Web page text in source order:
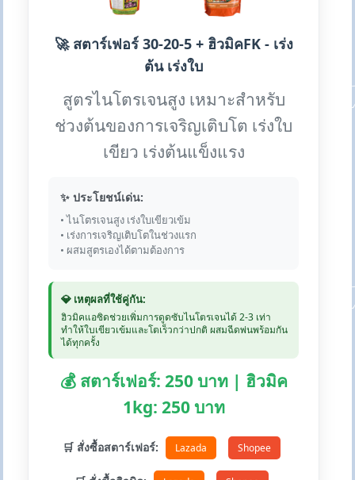
🚀 สตาร์เฟอร์ 30-20-5 + ฮิวมิคFK - เร่ง
ต้น เร่งใบ
สูตรไนโตรเจนสูง เหมาะสำหรับ
ช่วงต้นของการเจริญเติบโต เร่งใบ
เขียว เร่งต้นแข็งแรง
✨ ประโยชน์เด่น:
• ไนโตรเจนสูง เร่งใบเขียวเข้ม
• เร่งการเจริญเติบโตในช่วงแรก
• ผสมสูตรเองได้ตามต้องการ
💎 เหตุผลที่ใช้คู่กัน:
ฮิวมิคแอซิดช่วยเพิ่มการดูดซับไนโตรเจนได้ 2-3 เท่า
ทำให้ใบเขียวเข้มและโตเร็วกว่าปกติ ผสมฉีดพ่นพร้อมกัน
ได้ทุกครั้ง
💰 สตาร์เฟอร์: 250 บาท | ฮิวมิค
1kg: 250 บาท
🛒 สั่งซื้อสตาร์เฟอร์: Lazada Shopee